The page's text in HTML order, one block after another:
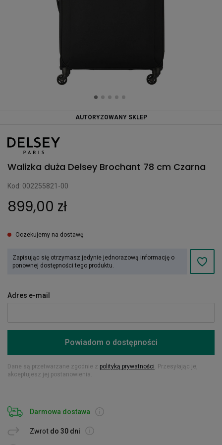
AUTORYZOWANY SKLEP
Walizka duża Delsey Brochant 78 cm Czarna
Kod: 002255821-00
899,00 zł
Oczekujemy na dostawę
Zapisując się otrzymasz jedynie jednorazową informację o
ponownej dostępności tego produktu.
Adres e-mail
Powiadom o dostępności
Dane są przetwarzane zgodnie z polityką prywatności. Przesyłając je,
akceptujesz jej postanowienia.
Darmowa dostawa
Zwrot do 30 dni